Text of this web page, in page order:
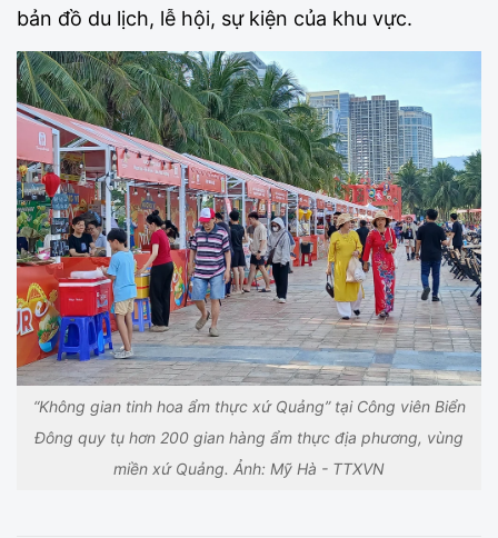
bản đồ du lịch, lễ hội, sự kiện của khu vực.
“Không gian tinh hoa ẩm thực xứ Quảng” tại Công viên Biển
Đông quy tụ hơn 200 gian hàng ẩm thực địa phương, vùng
miền xứ Quảng. Ảnh: Mỹ Hà - TTXVN